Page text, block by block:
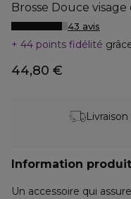
Brosse Douce
43 avis
44 points fidélité
44,80 €
Information produit
Un accessoire qui